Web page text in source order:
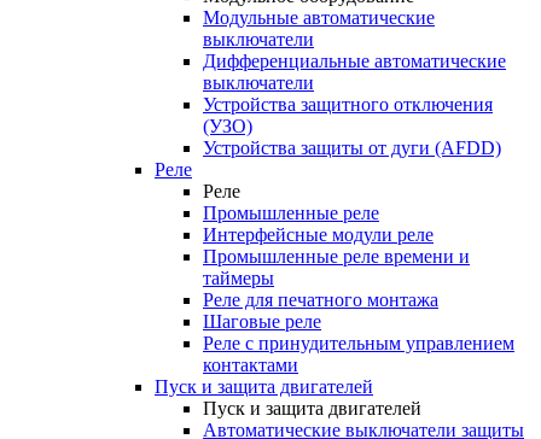
Модульные автоматические
выключатели
Дифференциальные автоматические
выключатели
Устройства защитного отключения
(УЗО)
Устройства защиты от дуги (AFDD)
Реле
Реле
Промышленные реле
Интерфейсные модули реле
Промышленные реле времени и
таймеры
Реле для печатного монтажа
Шаговые реле
Реле с принудительным управлением
контактами
Пуск и защита двигателей
Пуск и защита двигателей
Автоматические выключатели защиты